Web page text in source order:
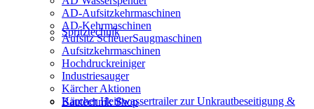
Spritztechnik
Bautechnik Shop
AD-Aufsitzkehrmaschinen
AD-Kehrmaschinen
Aufsitz ScheuerSaugmaschinen
Aufsitzkehrmaschinen
Hochdruckreiniger
Industriesauger
Kärcher Aktionen
Kärcher Heißwassertrailer zur Unkrautbeseitigung &